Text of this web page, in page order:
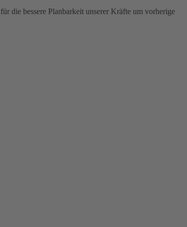
die bessere Planbarkeit unserer Kräfte um vorherige